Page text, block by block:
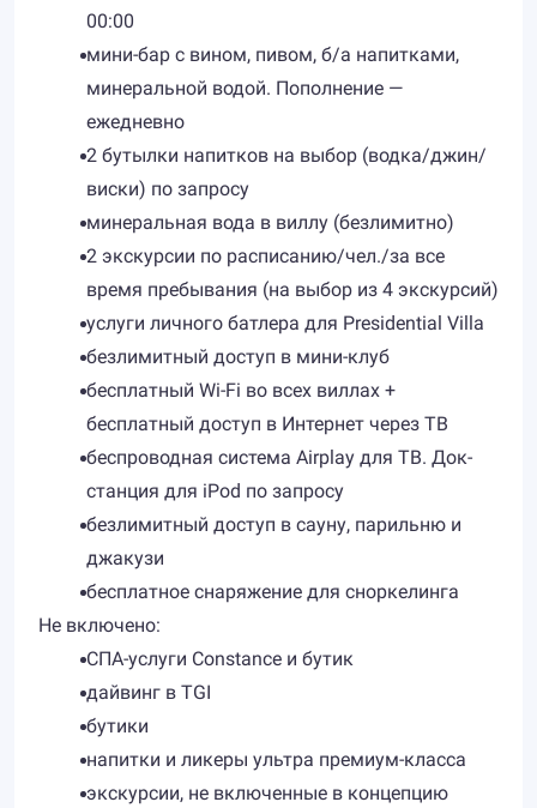
00:00
мини-бар с вином, пивом, б/а напитками,
минеральной водой. Пополнение —
ежедневно
2 бутылки напитков на выбор (водка/джин/
виски) по запросу
минеральная вода в виллу (безлимитно)
2 экскурсии по расписанию/чел./за все
время пребывания (на выбор из 4 экскурсий)
услуги личного батлера для Presidential Villa
безлимитный доступ в мини-клуб
бесплатный Wi-Fi во всех виллах +
бесплатный доступ в Интернет через ТВ
беспроводная система Airplay для ТВ. Док-
станция для iPod по запросу
безлимитный доступ в сауну, парильню и
джакузи
бесплатное снаряжение для сноркелинга
Не включено:
СПА-услуги Constance и бутик
дайвинг в TGI
бутики
напитки и ликеры ультра премиум-класса
экскурсии, не включенные в концепцию